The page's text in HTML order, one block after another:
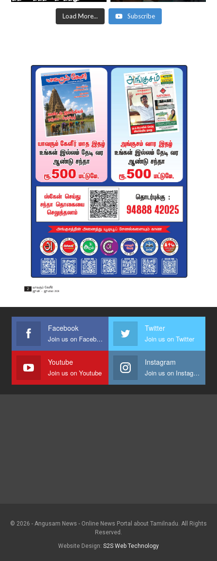
Load More... Subscribe
Facebook
Join us on Facebook
Twitter
Join us on Twitter
Youtube
Join us on Youtube
Instagram
Join us on Instagram
© 2026 - Angusam News - Online News Portal about Tamilnadu. All Rights
Reserved.
Website Design: S2S Web Technology